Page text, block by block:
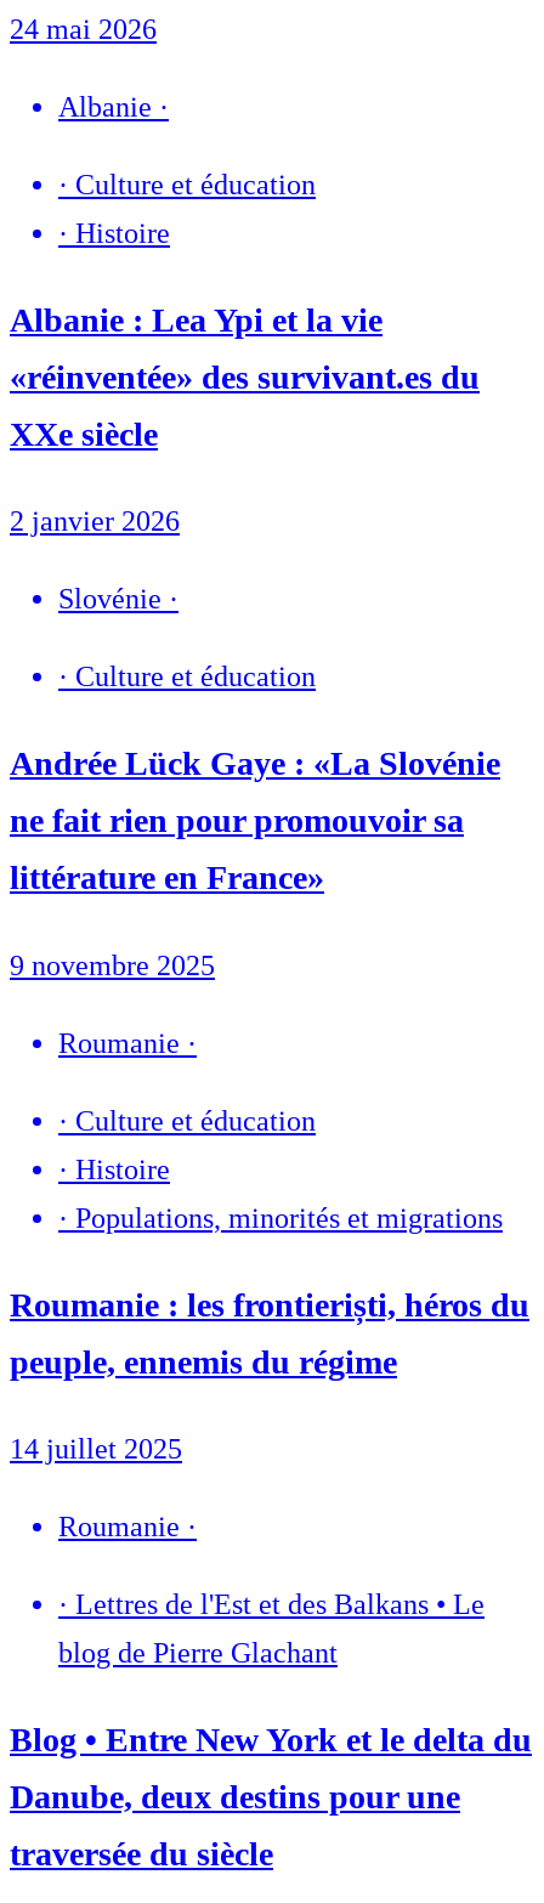
24 mai 2026
Albanie ·
· Culture et éducation
· Histoire
Albanie : Lea Ypi et la vie
«réinventée» des survivant.es du
XXe siècle
2 janvier 2026
Slovénie ·
· Culture et éducation
Andrée Lück Gaye : «La Slovénie
ne fait rien pour promouvoir sa
littérature en France»
9 novembre 2025
Roumanie ·
· Culture et éducation
· Histoire
· Populations, minorités et migrations
Roumanie : les frontieriști, héros du
peuple, ennemis du régime
14 juillet 2025
Roumanie ·
· Lettres de l'Est et des Balkans • Le
blog de Pierre Glachant
Blog • Entre New York et le delta du
Danube, deux destins pour une
traversée du siècle